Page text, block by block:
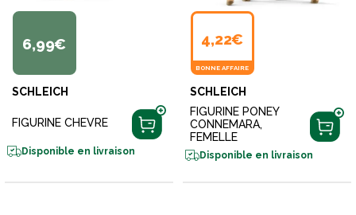
6,99€
SCHLEICH
FIGURINE CHEVRE
Disponible en livraison
4,22€
BONNE AFFAIRE
SCHLEICH
FIGURINE PONEY
CONNEMARA,
FEMELLE
Disponible en livraison